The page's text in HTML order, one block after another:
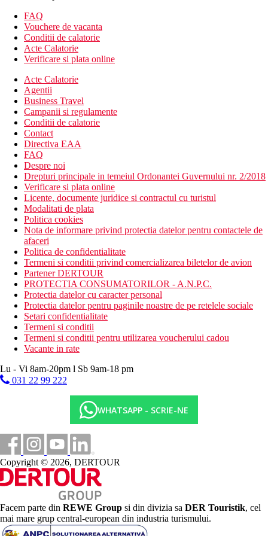
Wifi
aer conditionat
sala de fitness
parcare
bar
terasa
gradina
Spa & centru de wellness (contra cost)
menaj zilnic
camera de bagaje
receptie deschisa non stop
transfer de la si/sau la aeroport (contra cost)
room service
serviciu de trezire
piscina
piscina pentru copii
Descrierea plajei
plaja cu nisip
Activitati sportive gratuite
plaja
fitness
Activitati sportive contra cost
spa & centru de wellness
masaj
Masa
Mic dejun: zilnic intre 06:00 – 10:30, tip bufet
Pranz (optional): à la carte
Cina: zilnic 18:30 – 22:00, à la carte
Categoria oficiala
Distanţe
100 m
Distanta pana la plaja
75 km
Distanta de cel mai apropiat aeroport
Plaja
FAQ
Vouchere de vacanta
Conditii de calatorie
Acte Calatorie
Verificare si plata online
Acte Calatorie
Agentii
Business Travel
Campanii si regulamente
Conditii de calatorie
Contact
Directiva EAA
FAQ
Despre noi
Drepturi principale in temeiul Ordonantei Guvernului nr. 2/2018
Verificare si plata online
Licente, documente juridice si contractul cu turistul
Modalitati de plata
Politica cookies
Nota de informare privind protectia datelor pentru contactele de
afaceri
Politica de confidentialitate
Termeni si conditii privind comercializarea biletelor de avion
Partener DERTOUR
PROTECTIA CONSUMATORILOR - A.N.P.C.
Protectia datelor cu caracter personal
Protectia datelor pentru paginile noastre de pe retelele sociale
Setari confidentialitate
Termeni si conditii
Termeni si conditii pentru utilizarea voucherului cadou
Vacante in rate
Lu - Vi 8am-20pm l Sb 9am-18 pm
031 22 99 222
WHATSAPP - SCRIE-NE
Copyright © 2026, DERTOUR
Facem parte din REWE Group si din divizia sa DER Touristik, cel
mai mare grup central-european din industria turismului.